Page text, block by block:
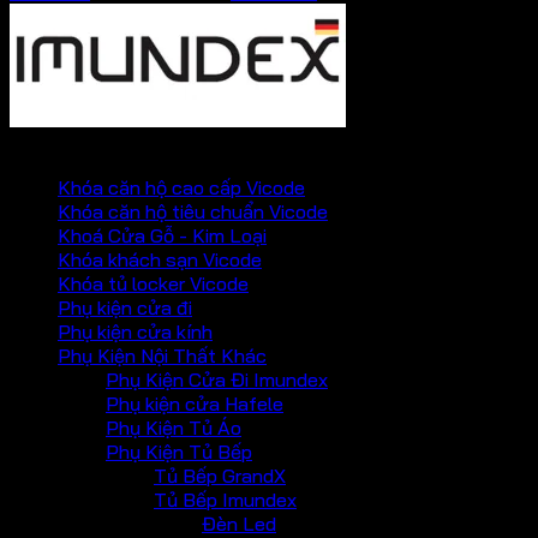
Khóa căn hộ cao cấp Vicode
Khóa căn hộ tiêu chuẩn Vicode
Khoá Cửa Gỗ - Kim Loại
Khóa khách sạn Vicode
Khóa tủ locker Vicode
Phụ kiện cửa đi
Phụ kiện cửa kính
Phụ Kiện Nội Thất Khác
Phụ Kiện Cửa Đi Imundex
Phụ kiện cửa Hafele
Phụ Kiện Tủ Áo
Phụ Kiện Tủ Bếp
Tủ Bếp GrandX
Tủ Bếp Imundex
Đèn Led